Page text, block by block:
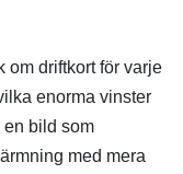
om driftkort för varje
enorma vinster
en bild som
med mera